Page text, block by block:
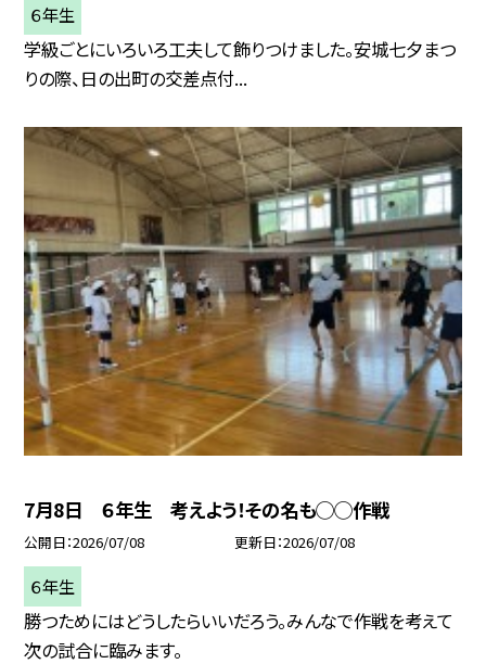
６年生
学級ごとにいろいろ工夫して飾りつけました。安城七夕まつ
りの際、日の出町の交差点付...
7月8日 ６年生 考えよう！その名も◯◯作戦
公開日 2026/07/08 更新日 2026/07/08
６年生
勝つためにはどうしたらいいだろう。みんなで作戦を考えて
次の試合に臨みます。